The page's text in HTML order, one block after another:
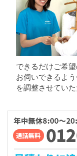
できるだけご希
お伺いできるよ
を調整させてい